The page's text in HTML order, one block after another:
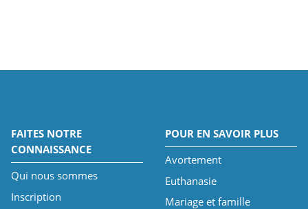
FAITES NOTRE
CONNAISSANCE
Qui nous sommes
Inscription
POUR EN SAVOIR PLUS
Avortement
Euthanasie
Mariage et famille